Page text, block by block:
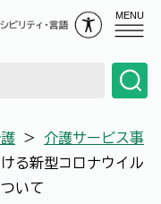
MENU
＞ 介護サービス事
る新型コロナウイル
いて